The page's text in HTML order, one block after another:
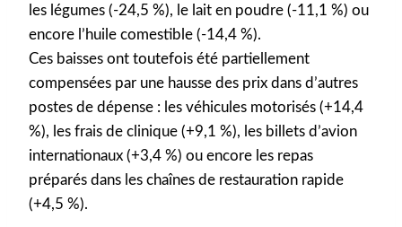
les légumes (-24,5 %), le lait en poudre (-11,1 %) ou
encore l’huile comestible (-14,4 %).
Ces baisses ont toutefois été partiellement
compensées par une hausse des prix dans d’autres
postes de dépense : les véhicules motorisés (+14,4
%), les frais de clinique (+9,1 %), les billets d’avion
internationaux (+3,4 %) ou encore les repas
préparés dans les chaînes de restauration rapide
(+4,5 %).